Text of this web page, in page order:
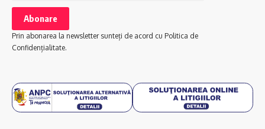
Prin abonarea la newsletter sunteți de acord cu Politica de
Confidențialitate.